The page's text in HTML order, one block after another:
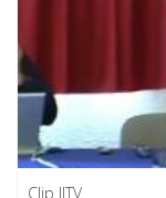
Clip JITV